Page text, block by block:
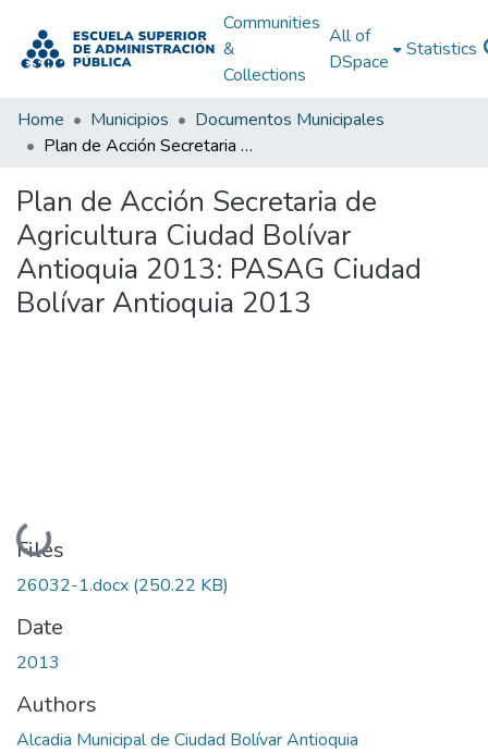
Communities
&
Collections
All of
DSpace
Statistics
Home Municipios
Documentos Municipales
Plan de Acción Secretaria de Agricultura Ciudad Bolívar Antioquia 2013: PASAG Ciudad Bolívar Antioquia 2013
Plan de Acción Secretaria de
Agricultura Ciudad Bolívar
Antioquia 2013: PASAG Ciudad
Bolívar Antioquia 2013
Loading...
Files
26032-1.docx (250.22 KB)
Date
2013
Authors
Alcadia Municipal de Ciudad Bolívar Antioquia